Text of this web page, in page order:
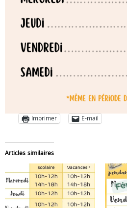
Imprimer E-mail
Articles similaires